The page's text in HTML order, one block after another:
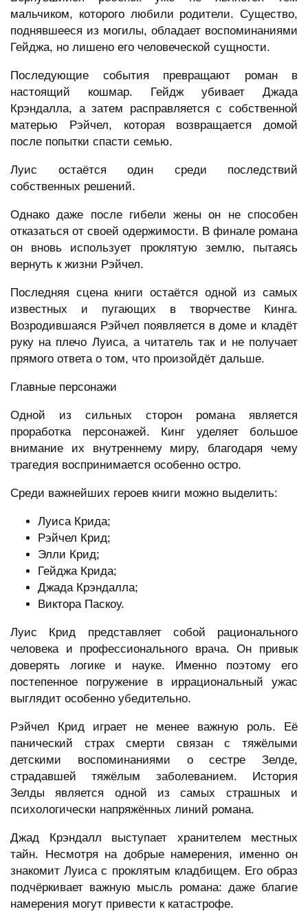
мальчиком, которого любили родители. Существо,
поднявшееся из могилы, обладает воспоминаниями
Гейджа, но лишено его человеческой сущности.
Последующие события превращают роман в
настоящий кошмар. Гейдж убивает Джада
Крэндалла, а затем расправляется с собственной
матерью Рэйчел, которая возвращается домой
после попытки спасти семью.
Луис остаётся один среди последствий
собственных решений.
Однако даже после гибели жены он не способен
отказаться от своей одержимости. В финале романа
он вновь использует проклятую землю, пытаясь
вернуть к жизни Рэйчел.
Последняя сцена книги остаётся одной из самых
известных и пугающих в творчестве Кинга.
Возродившаяся Рэйчел появляется в доме и кладёт
руку на плечо Луиса, а читатель так и не получает
прямого ответа о том, что произойдёт дальше.
Главные персонажи
Одной из сильных сторон романа является
проработка персонажей. Кинг уделяет большое
внимание их внутреннему миру, благодаря чему
трагедия воспринимается особенно остро.
Среди важнейших героев книги можно выделить:
Луиса Крида;
Рэйчел Крид;
Элли Крид;
Гейджа Крида;
Джада Крэндалла;
Виктора Паскоу.
Луис Крид представляет собой рационального
человека и профессионального врача. Он привык
доверять логике и науке. Именно поэтому его
постепенное погружение в иррациональный ужас
выглядит особенно убедительно.
Рэйчел Крид играет не менее важную роль. Её
панический страх смерти связан с тяжёлыми
детскими воспоминаниями о сестре Зелде,
страдавшей тяжёлым заболеванием. История
Зелды является одной из самых страшных и
психологически напряжённых линий романа.
Джад Крэндалл выступает хранителем местных
тайн. Несмотря на добрые намерения, именно он
знакомит Луиса с проклятым кладбищем. Его образ
подчёркивает важную мысль романа: даже благие
намерения могут привести к катастрофе.